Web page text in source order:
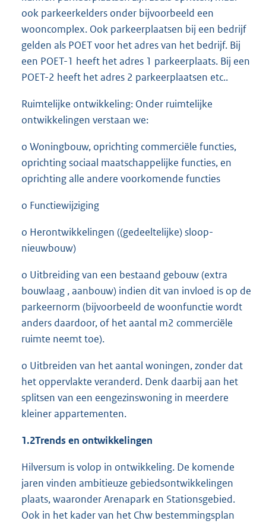
ook parkeerkelders onder bijvoorbeeld een
wooncomplex. Ook parkeerplaatsen bij een bedrijf
gelden als POET voor het adres van het bedrijf. Bij
een POET-1 heeft het adres 1 parkeerplaats. Bij een
POET-2 heeft het adres 2 parkeerplaatsen etc..
Ruimtelijke ontwikkeling: Onder ruimtelijke
ontwikkelingen verstaan we:
o Woningbouw, oprichting commerciële functies,
oprichting sociaal maatschappelijke functies, en
oprichting alle andere voorkomende functies
o Functiewijziging
o Herontwikkelingen ((gedeeltelijke) sloop-
nieuwbouw)
o Uitbreiding van een bestaand gebouw (extra
bouwlaag , aanbouw) indien dit van invloed is op de
parkeernorm (bijvoorbeeld de woonfunctie wordt
anders daardoor, of het aantal m2 commerciële
ruimte neemt toe).
o Uitbreiden van het aantal woningen, zonder dat
het oppervlakte veranderd. Denk daarbij aan het
splitsen van een eengezinswoning in meerdere
kleiner appartementen.
1.2Trends en ontwikkelingen
Hilversum is volop in ontwikkeling. De komende
jaren vinden ambitieuze gebiedsontwikkelingen
plaats, waaronder Arenapark en Stationsgebied.
Ook in het kader van het Chw bestemmingsplan